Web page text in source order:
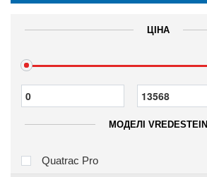
ЦІНА
МОДЕЛІ VREDESTEIN
Quatrac Pro